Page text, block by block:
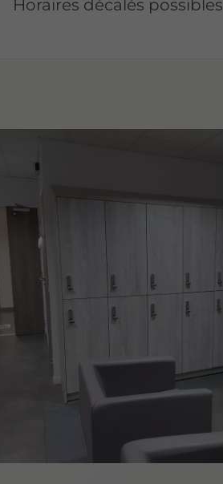
Horaires décalés possibles